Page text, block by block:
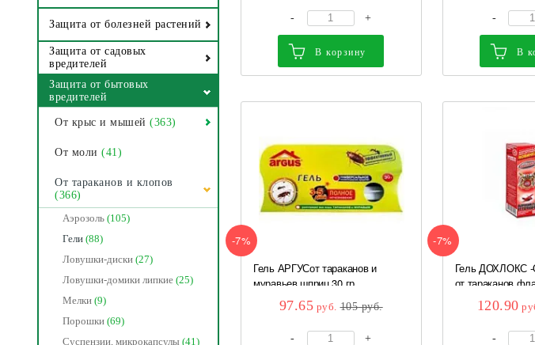
Защита от болезней растений
Защита от садовых
вредителей
Защита от бытовых
вредителей
От крыс и мышей (363)
От моли (41)
От тараканов и клопов
(366)
Аэрозоль (105)
Гели (88)
Ловушки-диски (27)
Ловушки-домики липкие (25)
Мелки (9)
Порошки (69)
Суспензии, микрокапсулы (41)
- +
В корзину
-
В
-7%
Гель АРГУСот тараканов и
муравьев шприц 30 гр...
97.65 руб. 105руб.
- +
-7%
Гель
от тараканов
120.90
-